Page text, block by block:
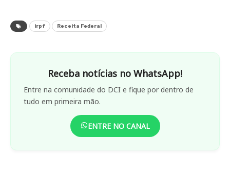
irpf Receita Federal
Receba notícias no WhatsApp!
Entre na comunidade do DCI e fique por dentro de
tudo em primeira mão.
ENTRE NO CANAL